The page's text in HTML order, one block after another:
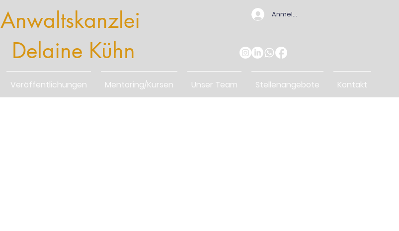
Anmelden
Anwaltskanzlei
Delaine Kühn
Veröffentlichungen Mentoring/Kursen Unser Team Stellenangebote Kontakt